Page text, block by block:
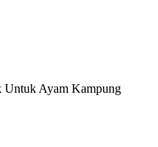
Untuk Ayam Kampung